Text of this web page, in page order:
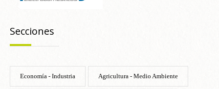
Secciones
Economía - Industria Agricultura - Medio Ambiente